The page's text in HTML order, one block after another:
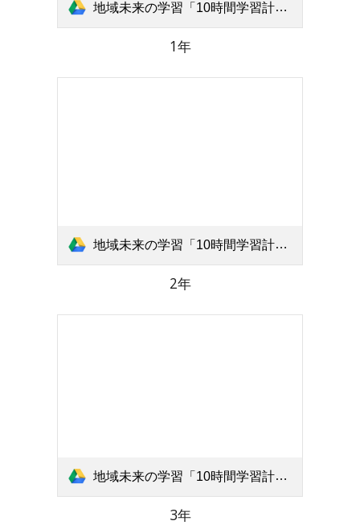
地域未来の学習「10時間学習計画表」北小1年 .pdf
1年
地域未来の学習「10時間学習計画表」北小2年 .pdf
2年
地域未来の学習「10時間学習計画表」北小3年 .pdf
3年